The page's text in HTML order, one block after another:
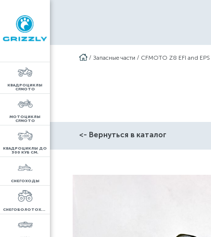
КВАДРОЦИКЛЫ
CFMOTO
МОТОЦИКЛЫ
CFMOTO
КВАДРОЦИКЛЫ ДО
300 КУБ СМ.
СНЕГОХОДЫ
СНЕГОБОЛОТОХОДЫ
/ Запасные части / CFMOTO Z8 EFI and EPS
<- Вернуться в каталог